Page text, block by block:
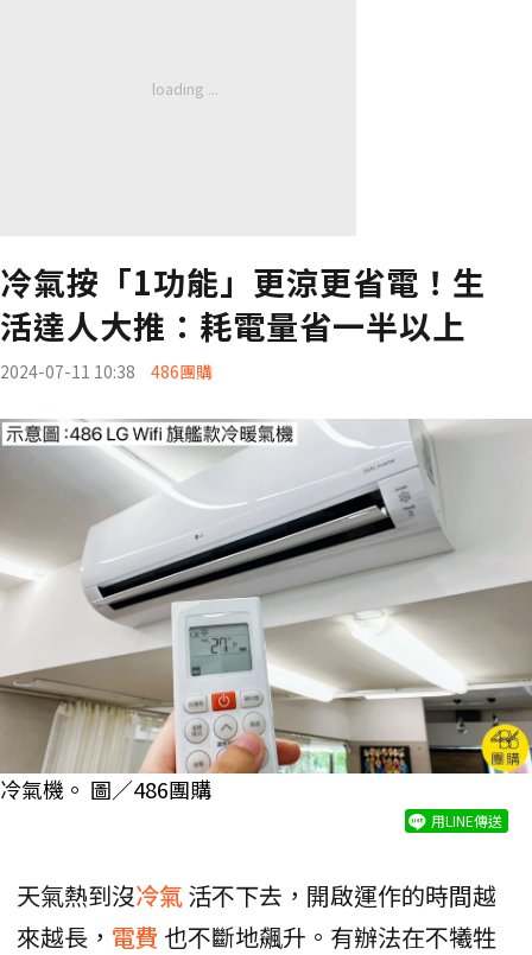
冷氣按「1功能」更涼更省電！生
活達人大推：耗電量省一半以上
2024-07-11 10:38 486團購
冷氣機。 圖／486團購
用LINE傳送
天氣熱到沒冷氣活不下去，開啟運作的時間越
來越長， 電費 也不斷地飆升。有辦法在不犧牲